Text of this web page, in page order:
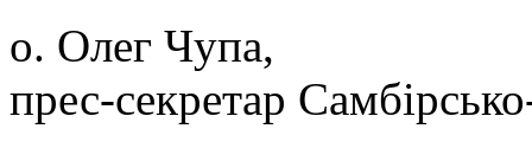
о. Олег Чупа,
прес-секретар